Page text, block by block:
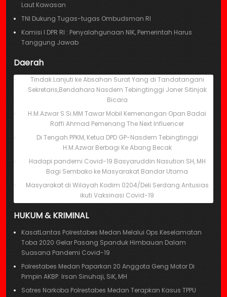
Laut Kawasan
TNI Dukung Tugas-tugas Ombudsman RI
Komisi I DPR RI : Penyalahgunaan NIK, Pemerintah Harus
Tanggung Jawab
Daerah
Tindak Lanjuti ke Absahan Surat Yang di Tandatangani
Sekretaris,Bendahara Nasdem Tebingtinggi Joner Sitinjak
Bicara
H.M.Azwar S.Si.MM Tawar Mobil Kemenangan Opan Badai
Raffi Ahmad Pemenang The Next Influencer
Di Tengah PPKM, Ketua DPD GP-Nasdem Tebingtinggi
H.M.Azwar Berbagi Ke Abang Becak
Hadapi pandemi Covid-19 Basyaruddin Nasution SH, MH
Bagi Sembako ke Masyarakat Bandar Utama
Masyarakat di Wilayah Kodim 0204/Deli Serdang Antusias
ikuti Vaksinasi Covid-19
HUKUM & KRIMINAL
KasatLantas Polrestabes Medan Melalui Ops Keselamatan
Toba 2020 Gelar Pasang Spanduk Himbauan Dalam
Suasana Pandemi Covid-19
Polrestabes Medan Paparkan 20 Anggota Geng Motor Di
Pimpin AKBP. Irsan Sinuhaji, SiK, MH
Satres Narkoba Polrestabes Medan Terapkan Kasus TPPU